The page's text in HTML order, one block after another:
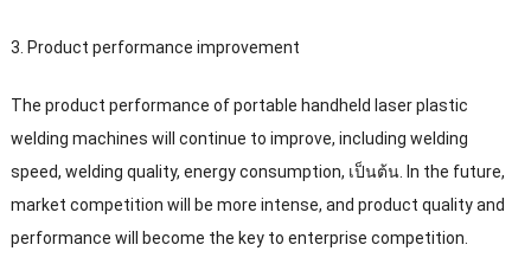
3. Product performance improvement
The product performance of portable handheld laser plastic
welding machines will continue to improve, including welding
speed, welding quality, energy consumption, เป็นต้น. In the future,
market competition will be more intense, and product quality and
performance will become the key to enterprise competition